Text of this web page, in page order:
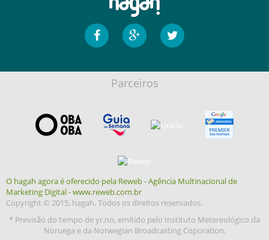
Parceiros
O hagah agora é oferecido pela Reweb - Agência Multinacional de
Marketing Digital - www.reweb.com.br
Copyright © 2015, hagah. Todos os direitos reservados.
* Previsão do tempo de yr.no, emitido pelo Instituto Metereológico da
Noruega e da Norwegian Broadcasting Coporation.